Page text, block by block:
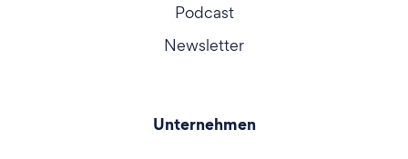
Podcast
Newsletter
Unternehmen